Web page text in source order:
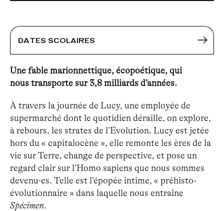
DATES SCOLAIRES
Une fable marionnettique, écopoétique, qui
nous transporte sur 3,8 milliards d’années.
À travers la journée de Lucy, une employée de
supermarché dont le quotidien déraille, on explore,
à rebours, les strates de l’Évolution. Lucy est jetée
hors du « capitalocène », elle remonte les ères de la
vie sur Terre, change de perspective, et pose un
regard clair sur l’Homo sapiens que nous sommes
devenu·es. Telle est l’épopée intime, « préhisto-
évolutionnaire » dans laquelle nous entraîne
Spécimen.